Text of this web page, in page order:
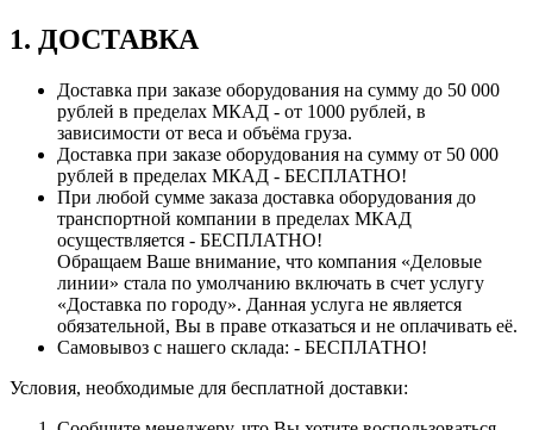
1. ДОСТАВКА
Доставка при заказе оборудования на сумму до 50 000
рублей в пределах МКАД - от 1000 рублей, в
зависимости от веса и объёма груза.
Доставка при заказе оборудования на сумму от 50 000
рублей в пределах МКАД - БЕСПЛАТНО!
При любой сумме заказа доставка оборудования до
транспортной компании в пределах МКАД
осуществляется - БЕСПЛАТНО!
Обращаем Ваше внимание, что компания «Деловые
линии» стала по умолчанию включать в счет услугу
«Доставка по городу». Данная услуга не является
обязательной, Вы в праве отказаться и не оплачивать её.
Самовывоз с нашего склада: - БЕСПЛАТНО!
Условия, необходимые для бесплатной доставки: